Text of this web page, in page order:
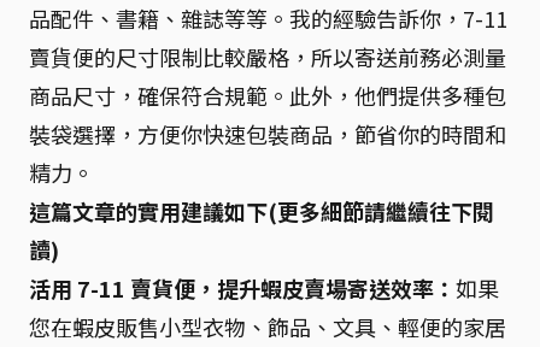
品配件、書籍、雜誌等等。我的經驗告訴你，7-11
賣貨便的尺寸限制比較嚴格，所以寄送前務必測量
商品尺寸，確保符合規範。此外，他們提供多種包
裝袋選擇，方便你快速包裝商品，節省你的時間和
精力。
這篇文章的實用建議如下(更多細節請繼續往下閱
讀)
活用 7-11 賣貨便，提升蝦皮賣場寄送效率： 如果
您在蝦皮販售小型衣物、飾品、文具、輕便的家居